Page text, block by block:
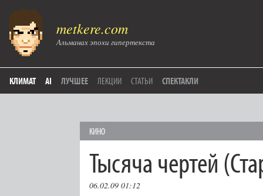
metkere.com
Альманах эпохи гипертекста
КЛИМАТ AI ЛУЧШЕЕ ЛЕКЦИИ СТАТЬИ СПЕКТАКЛИ
КИНО
Тысяча чертей
06.02.09 01:12